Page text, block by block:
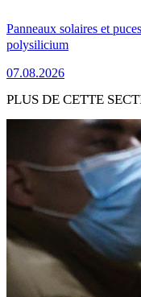
Panneaux solaires et
polysilicium
07.08.2026
PLUS DE CETTE